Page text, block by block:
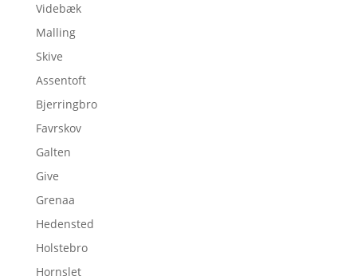
Videbæk
Malling
Skive
Assentoft
Bjerringbro
Favrskov
Galten
Give
Grenaa
Hedensted
Holstebro
Hornslet